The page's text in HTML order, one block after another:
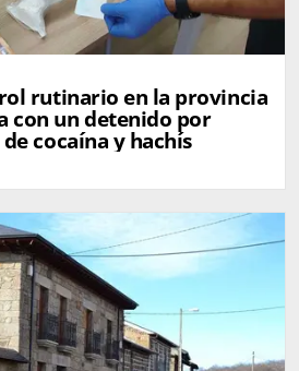
rutinario en la provincia
con un detenido por
cocaína y hachís